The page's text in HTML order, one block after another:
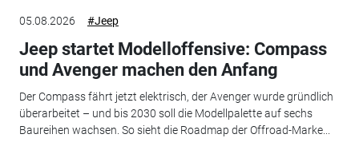
05.08.2026 #Jeep
Jeep startet Modelloffensive: Compass
und Avenger machen den Anfang
Der Compass fährt jetzt elektrisch, der Avenger wurde gründlich
überarbeitet – und bis 2030 soll die Modellpalette auf sechs
Baureihen wachsen. So sieht die Roadmap der Offroad-Marke...